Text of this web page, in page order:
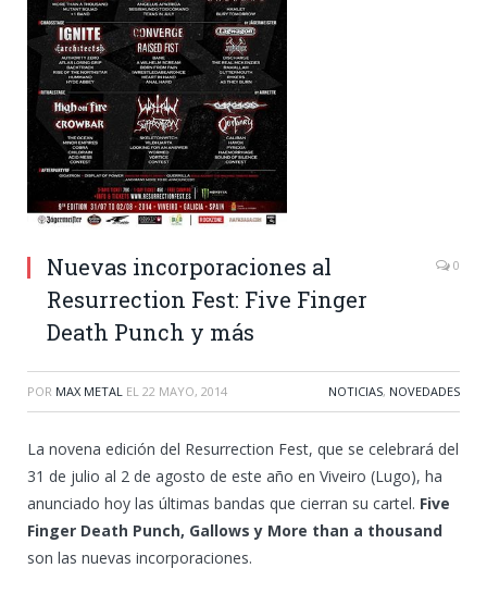
Nuevas incorporaciones al
Resurrection Fest: Five Finger
Death Punch y más
0
POR MAX METAL EL 22 MAYO, 2014 NOTICIAS, NOVEDADES
La novena edición del Resurrection Fest, que se celebrará del
31 de julio al 2 de agosto de este año en Viveiro (Lugo), ha
anunciado hoy las últimas bandas que cierran su cartel. Five
Finger Death Punch, Gallows y More than a thousand
son las nuevas incorporaciones.